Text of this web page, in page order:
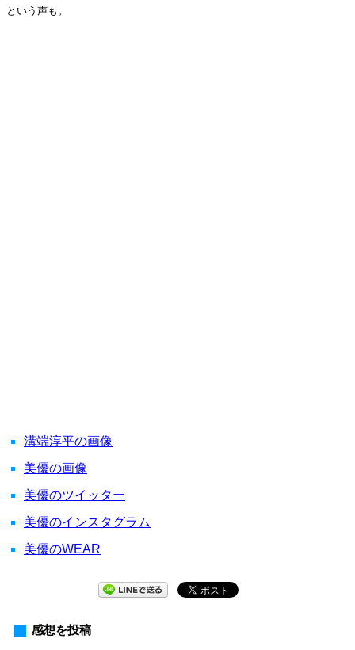
という声も。
溝端淳平の画像
美優の画像
美優のツイッター
美優のインスタグラム
美優のWEAR
感想を投稿